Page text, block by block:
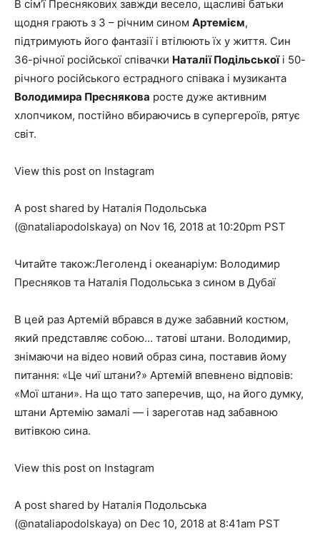
В сім’ї Преснякових завжди весело, щасливі батьки
щодня грають з 3 – річним сином Артемієм,
підтримують його фантазії і втілюють їх у життя. Син
36-річної російської співачки Наталії Подільськоїі 50-
річного російського естрадного співака і музиканта
Володимира Преснякова росте дуже активним
хлопчиком, постійно вбираючись в супергероїв, рятує
світ.
View this post on Instagram
A post shared by Наталія Подольська
(@nataliapodolskaya) on Nov 16, 2018 at 10:20pm PST
Читайте також:Леголенд і океанаріум: Володимир
Пресняков та Наталія Подольська з сином в Дубаї
В цей раз Артемій вбрався в дуже забавний костюм,
який представляє собою… татові штани. Володимир,
знімаючи на відео новий образ сина, поставив йому
питання: «Це чиї штани?» Артемій впевнено відповів:
«Мої штани». На що тато заперечив, що, на його думку,
штани Артемію замалі — і зареготав над забавною
витівкою сина.
View this post on Instagram
A post shared by Наталія Подольська
(@nataliapodolskaya) on Dec 10, 2018 at 8:41am PST